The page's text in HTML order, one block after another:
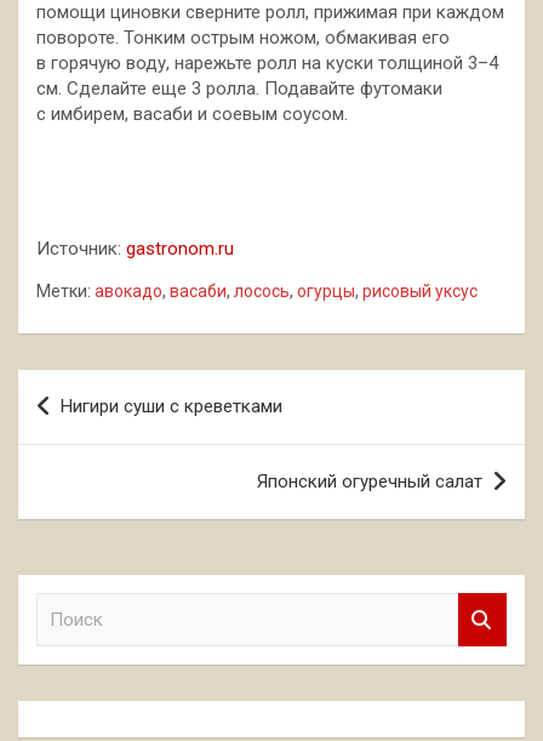
помощи циновки сверните ролл, прижимая при каждом
повороте. Тонким острым ножом, обмакивая его
в горячую воду, нарежьте ролл на куски толщиной 3–4
см. Сделайте­ еще 3 ролла. Подавайте футомаки
с имбирем, васаби и соевым соусом.­
Источник: gastronom.ru
Метки: авокадо, васаби, лосось, огурцы, рисовый уксус
Навигация
по
Нигири суши с креветками
Японский огуречный салат
к